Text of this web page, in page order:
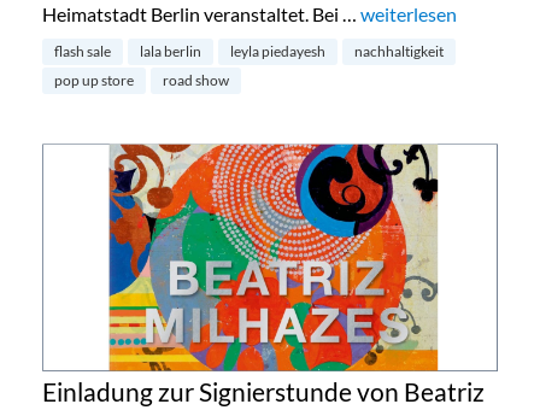
Heimatstadt Berlin veranstaltet. Bei … „lala Berlin begibt
weiterlesen
flash sale lala berlin leyla piedayesh
nachhaltigkeit
pop up store
road show
Einladung zur Signierstunde von Beatriz